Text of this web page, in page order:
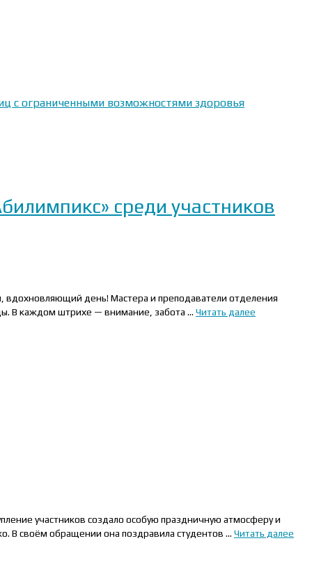
с ограниченными возможностями здоровья
среди участников
вдохновляющий день! Мастера и преподаватели отделения
В каждом штрихе — внимание, забота … Читать далее
участников создало особую праздничную атмосферу и
В своём обращении она поздравила студентов … Читать далее